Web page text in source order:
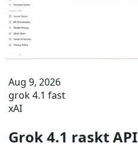
Aug 9, 2026
grok 4.1 fast
xAI
Grok 4.1 raskt API